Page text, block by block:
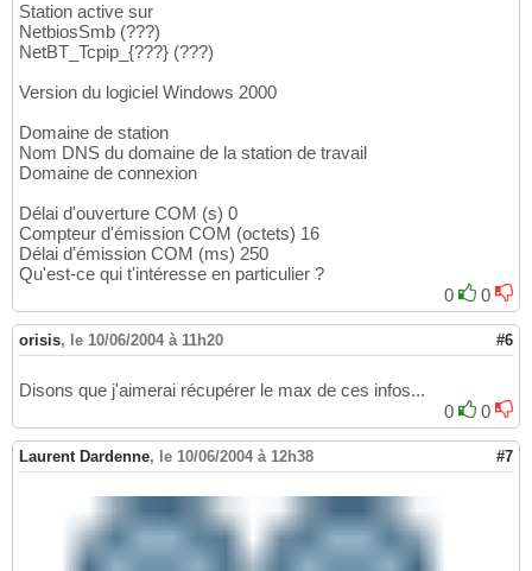
Station active sur
NetbiosSmb (???)
NetBT_Tcpip_{???} (???)
Version du logiciel Windows 2000
Domaine de station
Nom DNS du domaine de la station de travail
Domaine de connexion
Délai d'ouverture COM (s) 0
Compteur d'émission COM (octets) 16
Délai d'émission COM (ms) 250
Qu'est-ce qui t'intéresse en particulier ?
0
0
orisis, le 10/06/2004 à 11h20 #6
Disons que j'aimerai récupérer le max de ces infos...
0
0
Laurent Dardenne, le 10/06/2004 à 12h38 #7